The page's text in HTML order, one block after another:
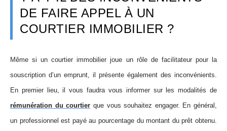
DE FAIRE APPEL À UN
COURTIER IMMOBILIER ?
Même si un courtier immobilier joue un rôle de facilitateur pour la
souscription d’un emprunt, il présente également des inconvénients.
En premier lieu, il vous faudra vous informer sur les modalités de
rémunération du courtier que vous souhaitez engager. En général,
un professionnel est payé au pourcentage du montant du prêt obtenu.